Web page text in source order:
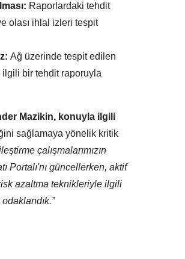
Raporlardaki tehdit
olası ihlal izleri tespit
Ağ üzerinde tespit edilen
bir tehdit raporuyla
Mazikin, konuyla ilgili
sağlamaya yönelik kritik
çalışmalarımızın
Portalı'nı güncellerken, aktif
azaltma teknikleriyle ilgili